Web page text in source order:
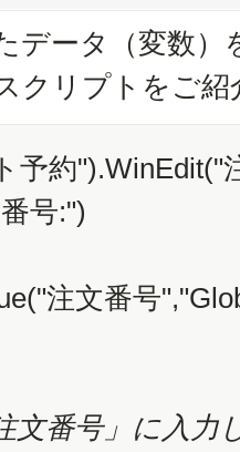
データ（変数）
クリプトをご紹
予約").WinEdit("
号:")
注文番号
文番号」に入力